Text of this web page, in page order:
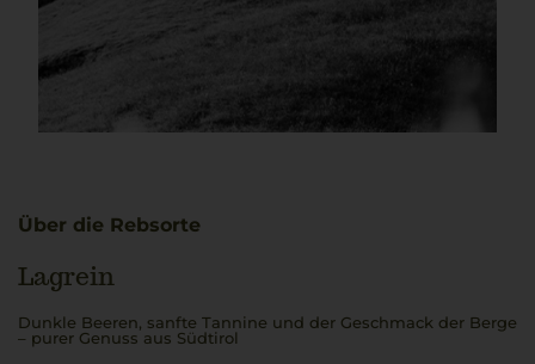
Über die Rebsorte
Lagrein
Dunkle Beeren, sanfte Tannine und der Geschmack der Berge
– purer Genuss aus Südtirol